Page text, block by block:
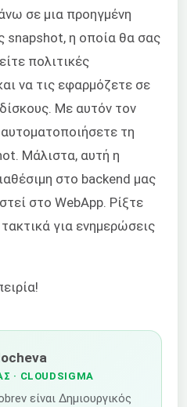
σε μια προηγμένη
snapshot, η οποία θα σας
πολιτικές
να τις εφαρμόζετε σε
Με αυτόν τον
τη
Μάλιστα, αυτή η
στο backend μας
στο WebApp. Ρίξτε
για ενημερώσεις
· CLOUDSIGMA
είναι Δημιουργικός